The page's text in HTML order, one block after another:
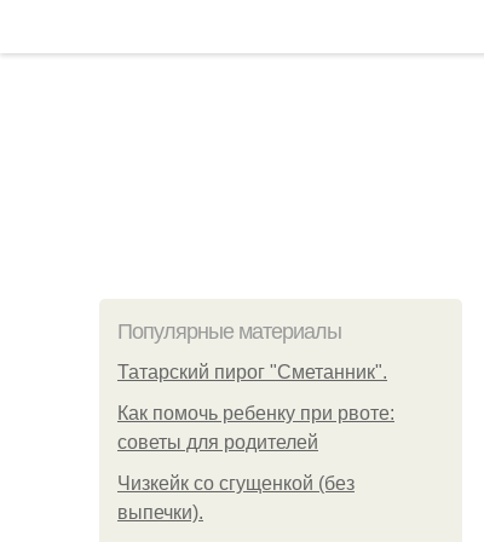
Популярные материалы
Татарский пирог "Сметанник".
Как помочь ребенку при рвоте:
советы для родителей
Чизкейк со сгущенкой (без
выпечки).